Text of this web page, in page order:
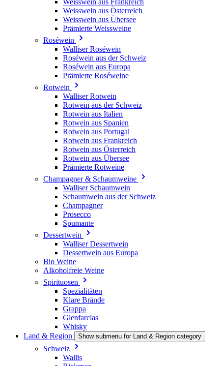
Weisswein aus Frankreich
Weisswein aus Österreich
Weisswein aus Übersee
Prämierte Weissweine
Roséwein
Walliser Roséwein
Roséwein aus der Schweiz
Roséwein aus Europa
Prämierte Roséweine
Rotwein
Walliser Rotwein
Rotwein aus der Schweiz
Rotwein aus Italien
Rotwein aus Spanien
Rotwein aus Portugal
Rotwein aus Frankreich
Rotwein aus Österreich
Rotwein aus Übersee
Prämierte Rotweine
Champagner & Schaumweine
Walliser Schaumwein
Schaumwein aus der Schweiz
Champagner
Prosecco
Spumante
Dessertwein
Walliser Dessertwein
Dessertwein aus Europa
Bio Weine
Alkoholfreie Weine
Spirituosen
Spezialitäten
Klare Brände
Grappa
Glenfarclas
Whisky
Land & Region
Show submenu for Land & Region category
Schweiz
Wallis